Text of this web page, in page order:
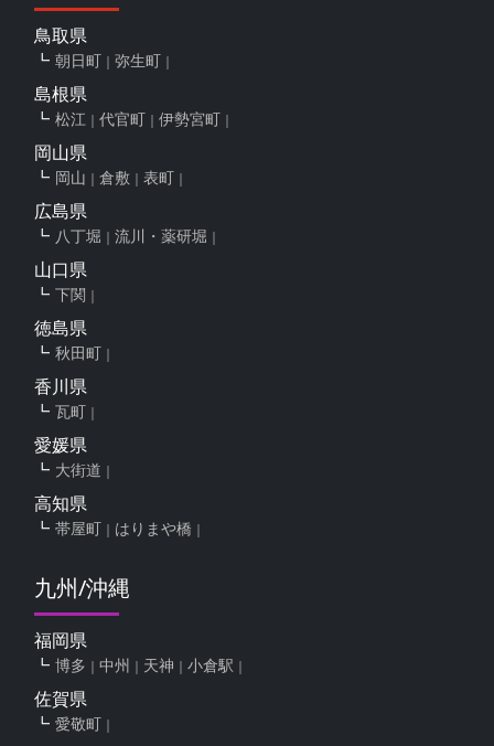
鳥取県
朝日町 弥生町
島根県
松江 代官町 伊勢宮町
岡山県
岡山 倉敷 表町
広島県
八丁堀 流川・薬研堀
山口県
下関
徳島県
秋田町
香川県
瓦町
愛媛県
大街道
高知県
帯屋町 はりまや橋
九州/沖縄
福岡県
博多 中州 天神 小倉駅
佐賀県
愛敬町